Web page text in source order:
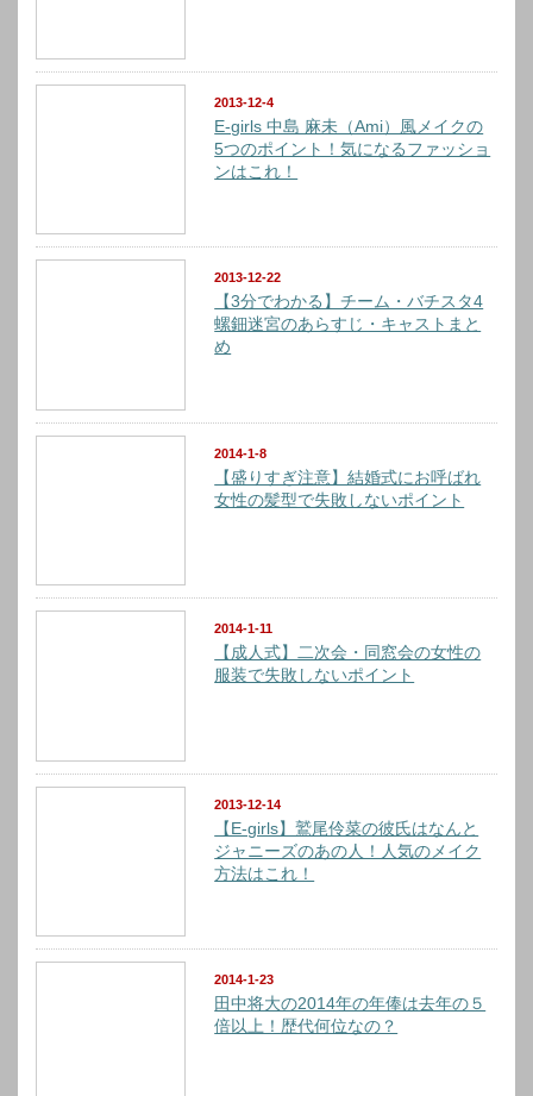
2013-12-4
E-girls 中島 麻未（Ami）風メイクの
5つのポイント！気になるファッショ
ンはこれ！
2013-12-22
【3分でわかる】チーム・バチスタ4
螺鈿迷宮のあらすじ・キャストまと
め
2014-1-8
【盛りすぎ注意】結婚式にお呼ばれ
女性の髪型で失敗しないポイント
2014-1-11
【成人式】二次会・同窓会の女性の
服装で失敗しないポイント
2013-12-14
【E-girls】鷲尾伶菜の彼氏はなんと
ジャニーズのあの人！人気のメイク
方法はこれ！
2014-1-23
田中将大の2014年の年俸は去年の５
倍以上！歴代何位なの？